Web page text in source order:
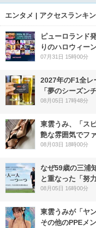
エンタメ | アクセスランキ
ピューロランド
りのハロウィー
07月31日 15時00分
2027年のF1全レ
「夢のシーズン
08月05日 17時48分
東雲うみ、「ス
艶な雰囲気でフ
08月03日 18時00分
なぜ59歳の三浦
と重なった「努
08月05日 16時00分
東雲うみが「ヤ
その他のPPEメ